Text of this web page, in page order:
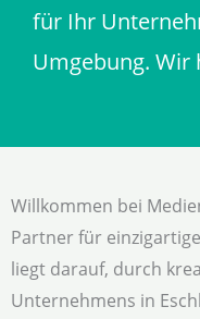
für Ihr
Umgebung. Wir
Willkommen bei
Partner für
liegt darauf, durch
Unternehmens in